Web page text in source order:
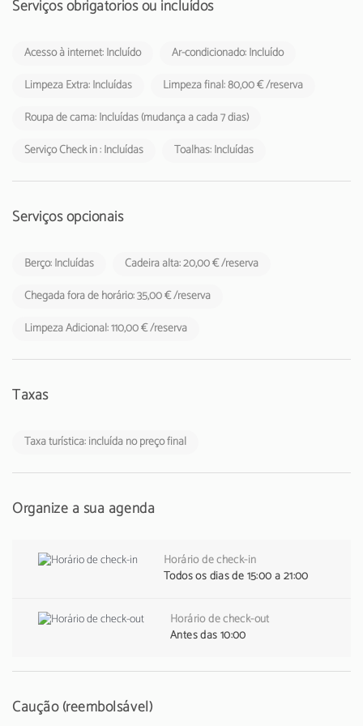
O alojamento não aceita grupos de jovens, idade mínima permitida:
A Taxa Municipal Turística de Loulé em vigor desde 1 de novembro
de 2024, deverá cobrada pelos empreendimentos turísticos e
estabelecimentos de alojamento local aos respetivos hóspedes.
Serviços obrigatórios ou incluídos
Acesso à internet: Incluído
Ar-condicionado: Incluído
Limpeza Extra: Incluídas
Limpeza final: 80,00 € /reserva
Roupa de cama: Incluídas (mudança a cada 7 dias)
Serviço Check in : Incluídas
Toalhas: Incluídas
Serviços opcionais
Berço: Incluídas
Cadeira alta: 20,00 € /reserva
Chegada fora de horário: 35,00 € /reserva
Limpeza Adicional: 110,00 € /reserva
Taxas
Taxa turística: incluída no preço final
Organize a sua agenda
Horário de check-in
Todos os dias de 15:00 a 21:00
Horário de check-out
Antes das 10:00
Caução (reembolsável)